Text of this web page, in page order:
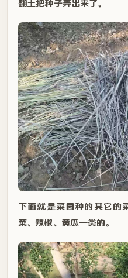
翻土把种子弄出来了。
下面就是菜园种的其它的
菜、辣椒、黄瓜一类的。